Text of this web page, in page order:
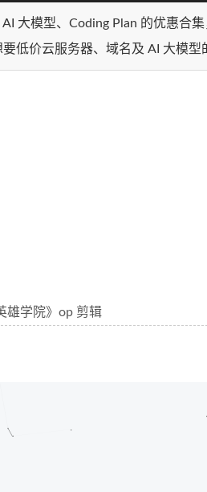
大模型、Coding Plan 的优惠合集
低价云服务器、域名及 AI 大模
雄学院》op 剪辑